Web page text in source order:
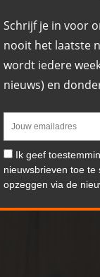
Schrijf je in voor
nooit het laatste
wordt iedere
nieuws) en
Ik geef
nieuwsbrieven toe
opzeggen via de